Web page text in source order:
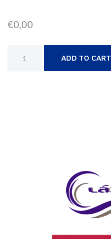
€0,00
ADD TO CART